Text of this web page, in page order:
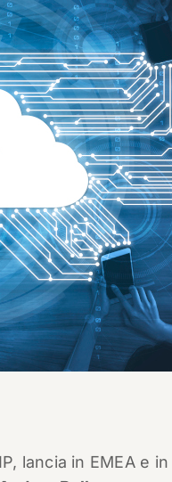
lancia in EMEA e in